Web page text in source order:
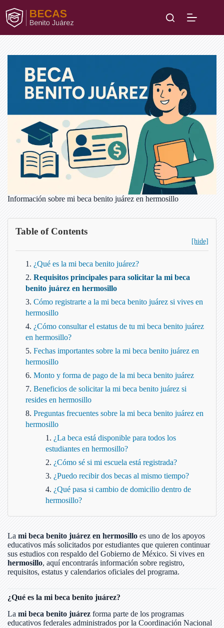
contenido
Información sobre mi beca benito juárez en hermosillo
Table of Contents
[hide]
¿Qué es la mi beca benito juárez?
Requisitos principales para solicitar la mi beca
benito juárez en hermosillo
Cómo registrarte a la mi beca benito juárez si vives en
hermosillo
¿Cómo consultar el estatus de tu mi beca benito juárez
en hermosillo?
Fechas importantes sobre la mi beca benito juárez en
hermosillo
Monto y forma de pago de la mi beca benito juárez
Beneficios de solicitar la mi beca benito juárez si
resides en hermosillo
Preguntas frecuentes sobre la mi beca benito juárez en
hermosillo
¿La beca está disponible para todos los
estudiantes en hermosillo?
¿Cómo sé si mi escuela está registrada?
¿Puedo recibir dos becas al mismo tiempo?
¿Qué pasa si cambio de domicilio dentro de
hermosillo?
La mi beca benito juárez en hermosillo es uno de los apoyos
educativos más solicitados por estudiantes que quieren continuar
sus estudios con respaldo del Gobierno de México. Si vives en
hermosillo, aquí encontrarás información sobre registro,
requisitos, estatus y calendarios oficiales del programa.
¿Qué es la mi beca benito juárez?
La mi beca benito juárez forma parte de los programas
educativos federales administrados por la Coordinación Nacional